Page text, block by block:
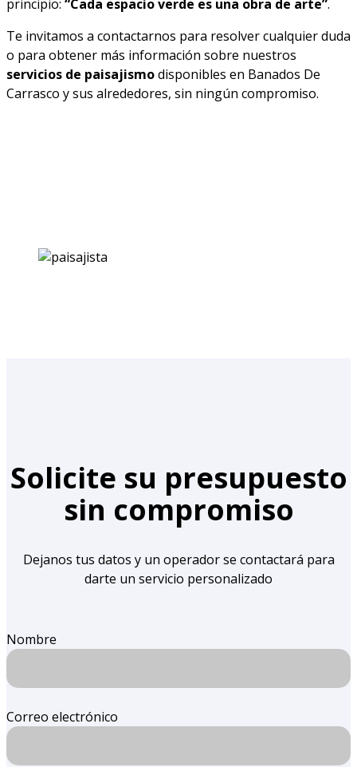
principio: “Cada espacio verde es una obra de arte”.
Te invitamos a contactarnos para resolver cualquier duda
o para obtener más información sobre nuestros
servicios de paisajismodisponibles en Banados De
Carrasco y sus alrededores, sin ningún compromiso.
Solicite su presupuesto
sin compromiso
Dejanos tus datos y un operador se contactará para
darte un servicio personalizado
Nombre
Correo electrónico